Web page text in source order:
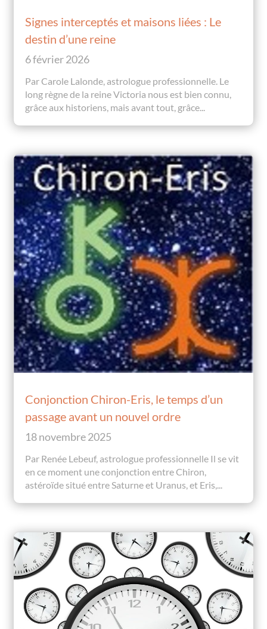
Signes interceptés et maisons liées : Le
destin d’une reine
6 février 2026
Par Carole Lalonde, astrologue professionnelle. Le
long règne de la reine Victoria nous est bien connu,
grâce aux historiens, mais avant tout, grâce...
Conjonction Chiron-Eris, le temps d’un
passage avant un nouvel ordre
18 novembre 2025
Par Renée Lebeuf, astrologue professionnelle Il se vit
en ce moment une conjonction entre Chiron,
astéroïde situé entre Saturne et Uranus, et Eris,...